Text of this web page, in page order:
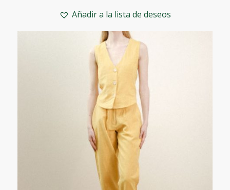
Añadir a la lista de deseos